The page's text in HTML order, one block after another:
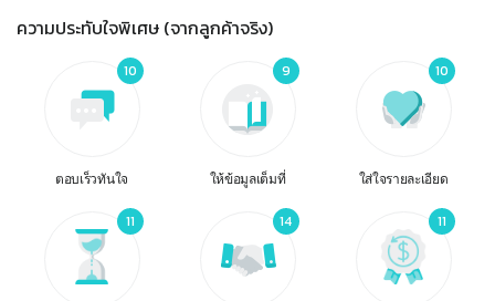
ความประทับใจพิเศษ (จากลูกค้าจริง)
10
ตอบเร็วทันใจ
9
ให้ข้อมูลเต็มที่
10
ใส่ใจรายละเอียด
11 14 11